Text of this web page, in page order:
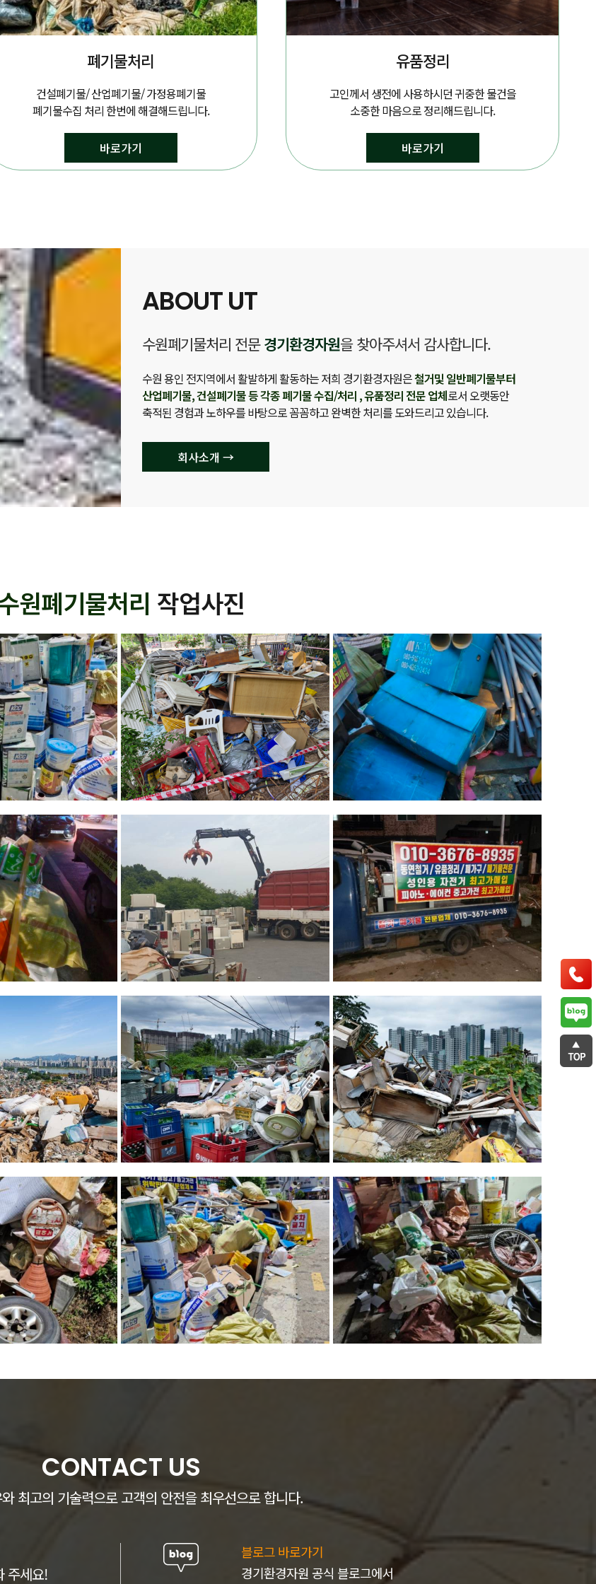
폐기물처리
건설폐기물/ 산업폐기물/ 가정용폐기물
폐기물수집 처리 한번에 해결해드립니다.
바로가기
유품정리
고인께서 생전에 사용하시던 귀중한 물건을
소중한 마음으로 정리해드립니다.
바로가기
ABOUT UT
수원폐기물처리 전문경기환경자원을 찾아주셔서 감사합니다.
수원 용인 전지역에서 활발하게 활동하는 저희 경기환경자원은철거및 일반폐기물부터
산업폐기물, 건설폐기물 등 각종 폐기물 수집/처리 , 유품정리 전문 업체로서 오랫동안
축적된 경험과 노하우를 바탕으로 꼼꼼하고 완벽한 처리를 도와드리고 있습니다.
회사소개 →
원폐기물처리 작업사진
CONTACT US
최고의 기술력으로 고객의 안전을 최우선으로 합니다.
주세요!
블로그 바로가기
경기환경자원 공식 블로그에서